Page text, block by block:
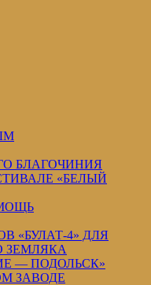
БЛАГОЧИНИЯ
«БЕЛЫЙ
«БУЛАТ-4» ДЛЯ
ЗЕМЛЯКА
— ПОДОЛЬСК»
ЗАВОДЕ